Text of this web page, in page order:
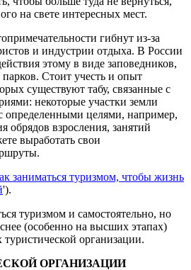
на свете интересных мест.
гибнут из-за
и индустрии отдыха. В России
этому в виде заповедников,
Стоит учесть и опыт
существуют табу, связанные с
некоторые участки земли
определенными целями, например,
обрядов взросления, занятий
выработать свои
заниматься туризмом, чтобы жизнь
').
туризмом и самостоятельно, но
(особенно на высших этапах)
организации.
ОРГАНИЗАЦИИ